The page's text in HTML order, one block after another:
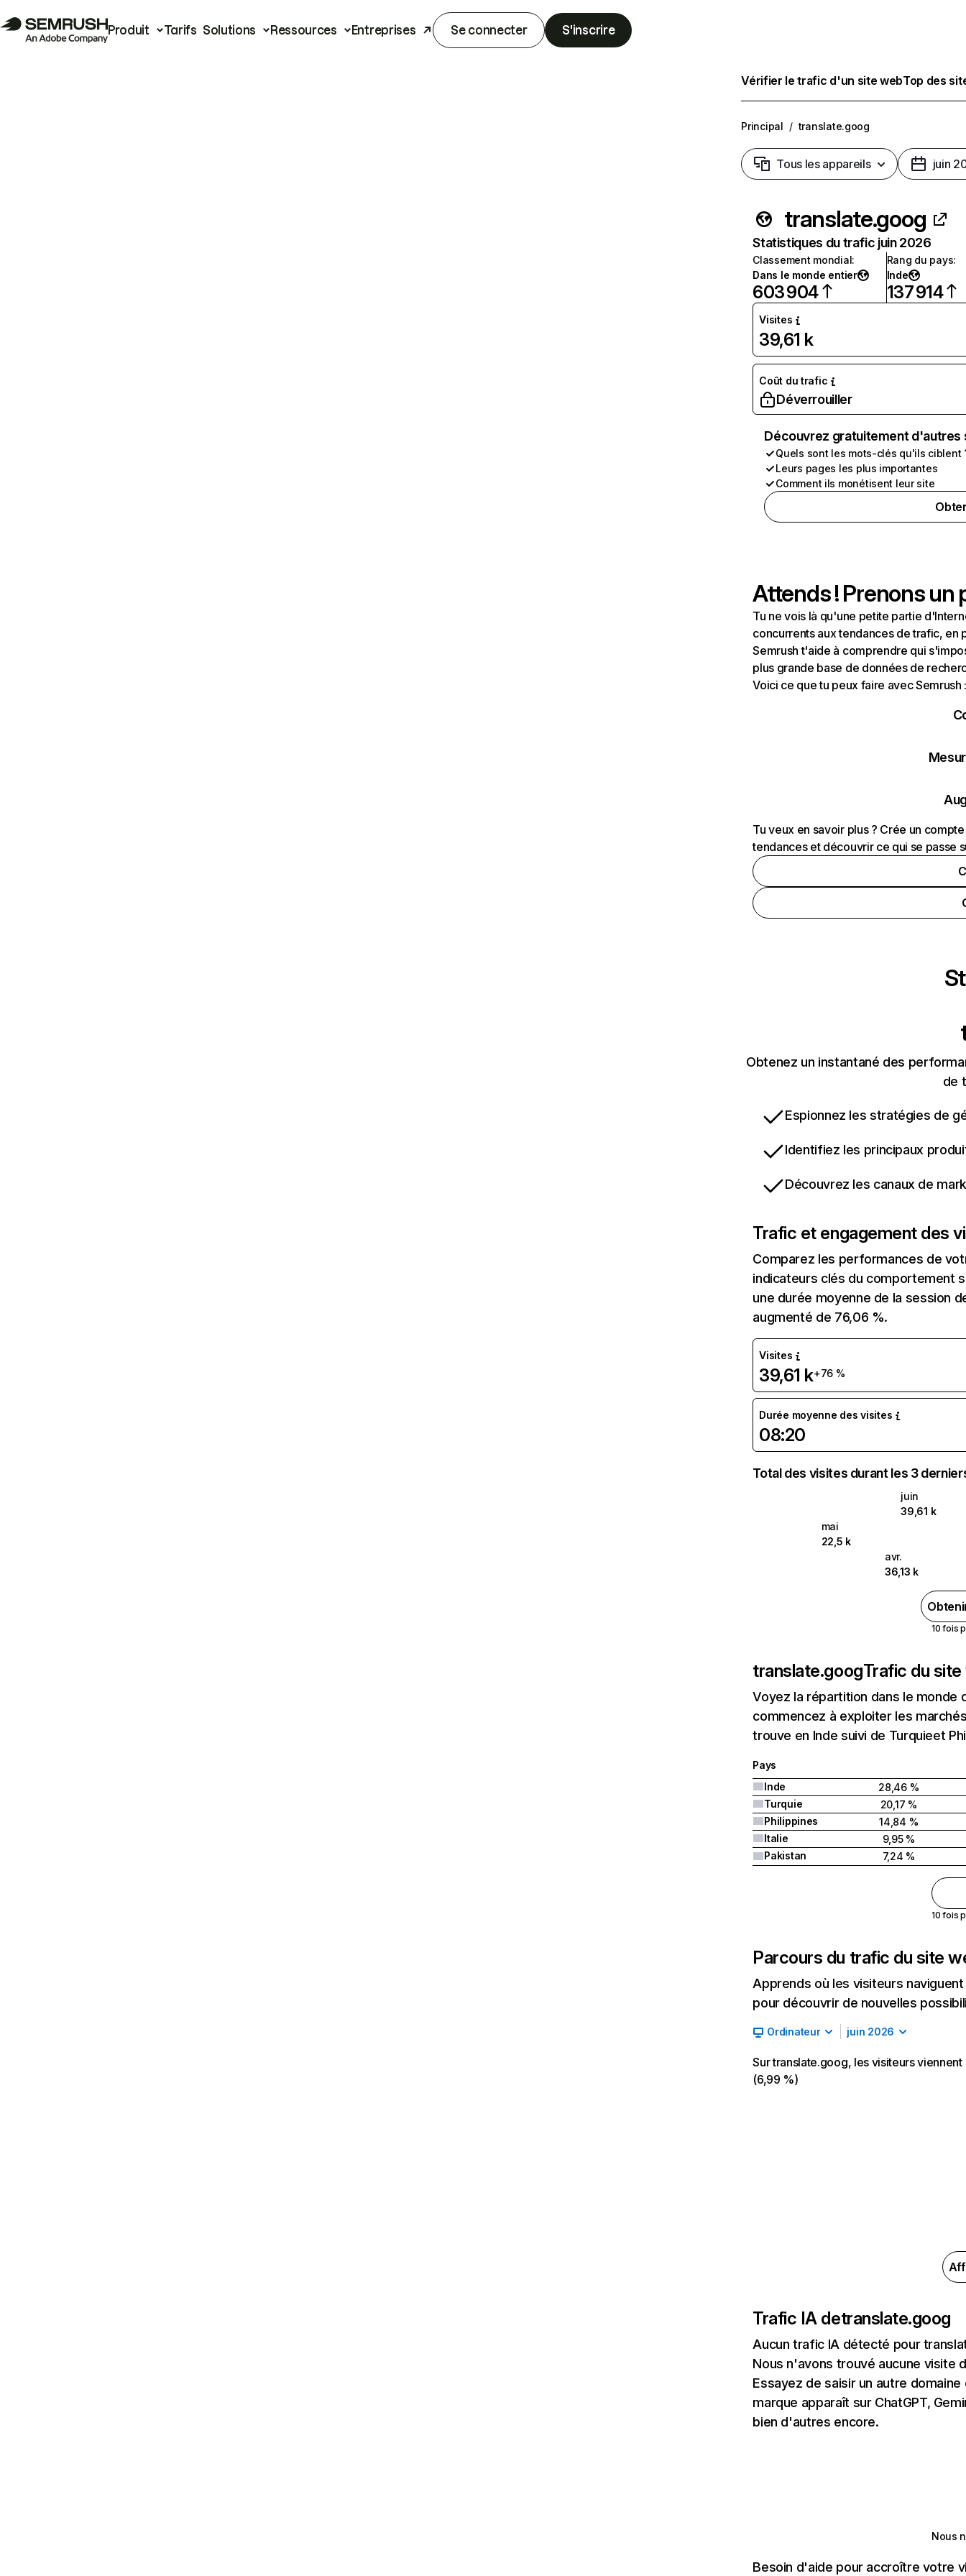
Produit Tarifs Solutions Ressources Entreprises Se connecter S'inscrire
Vérifier le trafic d'un site webTop des
Principal / translate.goog
Tous les appareils juin
translate.goog
Statistiques du trafic juin 2026
Classement mondial:
Dans le monde entier
603 904
Rang du pays:
Inde
137 914
Visites
39,61 k
Coût du trafic
Déverrouiller
Découvrez gratuitement
Quels sont les mots-clés qu'ils ciblent
Leurs pages les plus importantes
Comment ils monétisent leur site
Attends ! Prenons un
Tu ne vois là qu'une petite partie
concurrents aux tendances de trafic, en
Semrush t'aide à comprendre qui
plus grande base de données de
Voici ce que tu peux faire avec Semrush
Tu veux en savoir plus ? Crée un
tendances et découvrir ce qui se passe
Obtenez un instantané des
de
Espionnez les stratégies de
Identifiez les principaux
Découvrez les canaux de
Trafic et engagement des
Comparez les performances de
indicateurs clés du comportement
une durée moyenne de la session
augmenté de 76,06 %.
Visites
39,61 k+76 %
Durée moyenne des visites
08:20
Total des visites durant les 3
juin
39,61 k
mai
22,5 k
avr.
36,13 k
10 fois
translate.googTrafic du
Voyez la répartition dans le
commencez à exploiter les
trouve en Inde suivi de Turquieet
Pays
Inde
28,46 %
Turquie
20,17 %
Philippines
14,84 %
Italie
9,95 %
Pakistan
7,24 %
10 fois
Parcours du trafic du site
Apprends où les visiteurs
pour découvrir de nouvelles
Ordinateur juin 2026
Sur translate.goog, les visiteurs
(6,99 %)
Trafic IA detranslate.goog
Aucun trafic IA détecté pour
Nous n'avons trouvé aucune visite
Essayez de saisir un autre
marque apparaît sur ChatGPT,
bien d'autres encore.
Nous
Besoin d'aide pour accroître votre